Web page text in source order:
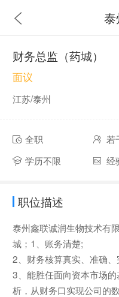
财务总监（药城）
面议
江苏/泰州
全职 若
学历不限
经
职位描述
泰州鑫联诚润生物技术有
城；1、账务清楚;
2、财务核算真实、准确
3、能胜任面向资本市场
析，从财务口实现公司的